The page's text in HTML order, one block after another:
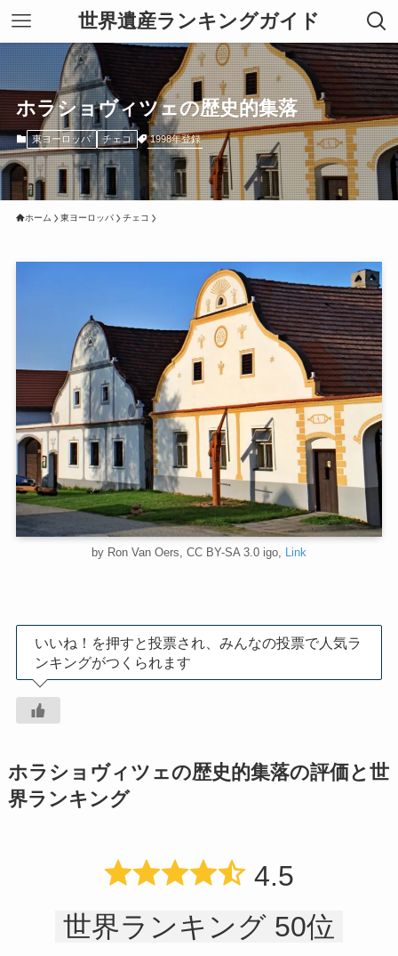
世界遺産ランキングガイド
ホラショヴィツェの歴史的集落
東ヨーロッパ チェコ 1998年登録
ホーム 東ヨーロッパ チェコ
by Ron Van Oers, CC BY-SA 3.0 igo, Link
いいね！を押すと投票され、みんなの投票で人気ラ
ンキングがつくられます
ホラショヴィツェの歴史的集落の評価と世
界ランキング
4.5
世界ランキング 50位